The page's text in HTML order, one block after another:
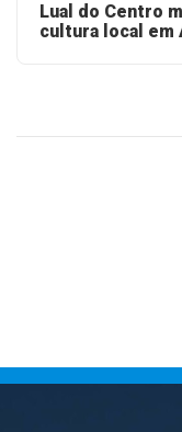
Lual do Centro
cultura local em